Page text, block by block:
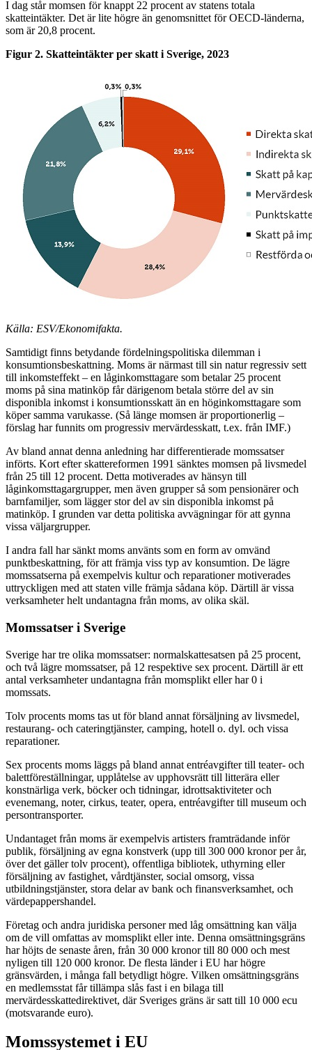
I dag står momsen för knappt 22 procent av statens totala
skatteintäkter. Det är lite högre än genomsnittet för OECD-länderna,
som är 20,8 procent.
Figur 2. Skatteintäkter per skatt i Sverige, 2023
Källa: ESV/Ekonomifakta.
Samtidigt finns betydande fördelningspolitiska dilemman i
konsumtionsbeskattning. Moms är närmast till sin natur regressiv sett
till inkomsteffekt – en låginkomsttagare som betalar 25 procent
moms på sina matinköp får därigenom betala större del av sin
disponibla inkomst i konsumtionsskatt än en höginkomsttagare som
köper samma varukasse. (Så länge momsen är proportionerlig –
förslag har funnits om progressiv mervärdesskatt, t.ex. från IMF.)
Av bland annat denna anledning har differentierade momssatser
införts. Kort efter skattereformen 1991 sänktes momsen på livsmedel
från 25 till 12 procent. Detta motiverades av hänsyn till
låginkomsttagargrupper, men även grupper så som pensionärer och
barnfamiljer, som lägger stor del av sin disponibla inkomst på
matinköp. I grunden var detta politiska avvägningar för att gynna
vissa väljargrupper.
I andra fall har sänkt moms använts som en form av omvänd
punktbeskattning, för att främja viss typ av konsumtion. De lägre
momssatserna på exempelvis kultur och reparationer motiverades
uttryckligen med att staten ville främja sådana köp. Därtill är vissa
verksamheter helt undantagna från moms, av olika skäl.
Momssatser i Sverige
Sverige har tre olika momssatser: normalskattesatsen på 25 procent,
och två lägre momssatser, på 12 respektive sex procent. Därtill är ett
antal verksamheter undantagna från momsplikt eller har 0 i
momssats.
Tolv procents moms tas ut för bland annat försäljning av livsmedel,
restaurang- och cateringtjänster, camping, hotell o. dyl. och vissa
reparationer.
Sex procents moms läggs på bland annat entréavgifter till teater- och
balettföreställningar, upplåtelse av upphovsrätt till litterära eller
konstnärliga verk, böcker och tidningar, idrottsaktiviteter och
evenemang, noter, cirkus, teater, opera, entréavgifter till museum och
persontransporter.
Undantaget från moms är exempelvis artisters framträdande inför
publik, försäljning av egna konstverk (upp till 300 000 kronor per år,
över det gäller tolv procent), offentliga bibliotek, uthyrning eller
försäljning av fastighet, vårdtjänster, social omsorg, vissa
utbildningstjänster, stora delar av bank och finansverksamhet, och
värdepappershandel.
Företag och andra juridiska personer med låg omsättning kan välja
om de vill omfattas av momsplikt eller inte. Denna omsättningsgräns
har höjts de senaste åren, från 30 000 kronor till 80 000 och mest
nyligen till 120 000 kronor. De flesta länder i EU har högre
gränsvärden, i många fall betydligt högre. Vilken omsättningsgräns
en medlemsstat får tillämpa slås fast i en bilaga till
mervärdesskattedirektivet, där Sveriges gräns är satt till 10 000 ecu
(motsvarande euro).
Momssystemet i EU